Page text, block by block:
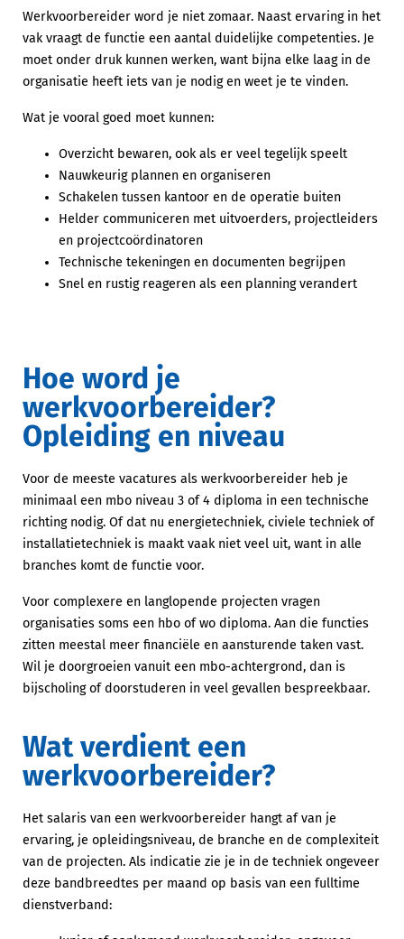
Werkvoorbereider word je niet zomaar. Naast ervaring in het
vak vraagt de functie een aantal duidelijke competenties. Je
moet onder druk kunnen werken, want bijna elke laag in de
organisatie heeft iets van je nodig en weet je te vinden.
Wat je vooral goed moet kunnen:
Overzicht bewaren, ook als er veel tegelijk speelt
Nauwkeurig plannen en organiseren
Schakelen tussen kantoor en de operatie buiten
Helder communiceren met uitvoerders, projectleiders
en projectcoördinatoren
Technische tekeningen en documenten begrijpen
Snel en rustig reageren als een planning verandert
Hoe word je
werkvoorbereider?
Opleiding en niveau
Voor de meeste vacatures als werkvoorbereider heb je
minimaal een mbo niveau 3 of 4 diploma in een technische
richting nodig. Of dat nu energietechniek, civiele techniek of
installatietechniek is maakt vaak niet veel uit, want in alle
branches komt de functie voor.
Voor complexere en langlopende projecten vragen
organisaties soms een hbo of wo diploma. Aan die functies
zitten meestal meer financiële en aansturende taken vast.
Wil je doorgroeien vanuit een mbo-achtergrond, dan is
bijscholing of doorstuderen in veel gevallen bespreekbaar.
Wat verdient een
werkvoorbereider?
Het salaris van een werkvoorbereider hangt af van je
ervaring, je opleidingsniveau, de branche en de complexiteit
van de projecten. Als indicatie zie je in de techniek ongeveer
deze bandbreedtes per maand op basis van een fulltime
dienstverband: